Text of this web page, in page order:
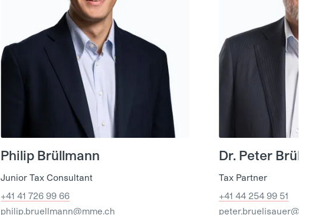
Philip Brüllmann
Junior Tax Consultant
+41 41 726 99 66
philip.bruellmann@mme.ch
Dr. Peter
Tax Partner
+41 44 254 99 51